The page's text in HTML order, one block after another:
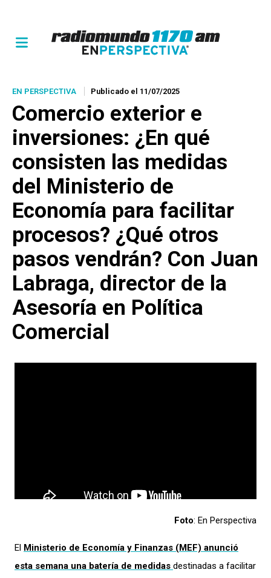
EN PERSPECTIVA Publicado el 11/07/2025
Comercio exterior e
inversiones: ¿En qué
consisten las medidas
del Ministerio de
Economía para facilitar
procesos? ¿Qué otros
pasos vendrán? Con Juan
Labraga, director de la
Asesoría en Política
Comercial
Foto: En Perspectiva
El Ministerio de Economía y Finanzas (MEF) anunció
esta semana una batería de medidas destinadas a facilitar